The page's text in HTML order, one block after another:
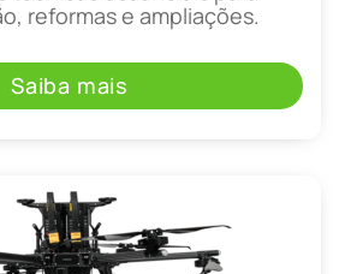
reformas e ampliações.
Saiba mais